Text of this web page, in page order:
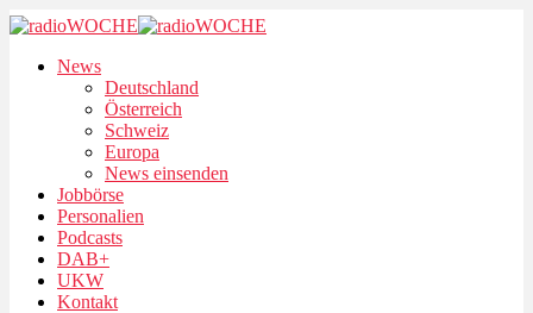
News
Deutschland
Österreich
Schweiz
Europa
News einsenden
Jobbörse
Personalien
Podcasts
DAB+
UKW
Kontakt